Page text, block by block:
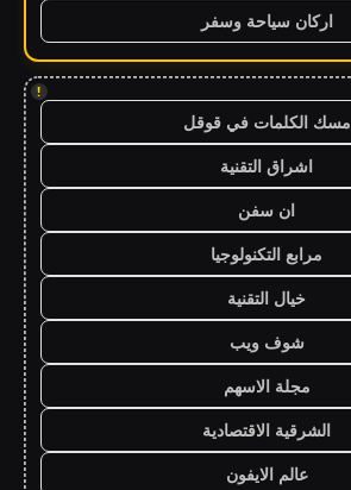
اركان سياحة وسفر
!
مسك الكلمات في قوقل
اشراق التقنية
ان سفن
مرابع التكنولوجيا
خيال التقنية
شوف ويب
مجلة الاسهم
الشرقية الاقتصادية
عالم الايفون